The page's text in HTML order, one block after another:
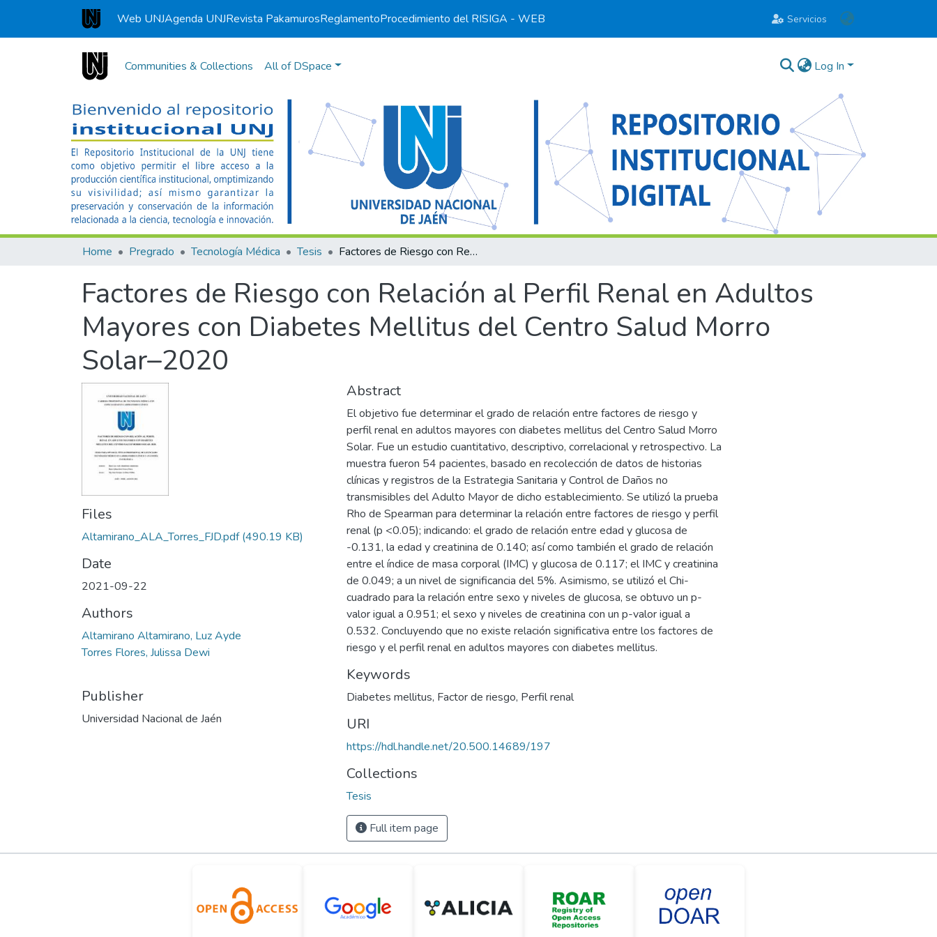
Universidad Nacional de Jaén
Web UNJAgenda UNJRevista PakamurosReglamentoProcedimiento del RISIGA - WEB Servicios
Communities & Collections All of DSpace Log In
Home Pregrado Tecnología Médica Tesis Factores de Riesgo con Relación al Perfil Renal en Adultos Mayores con Diabetes Mellitus del Centro Salud Morro Solar–2020
Factores de Riesgo con Relación al Perfil Renal en Adultos
Mayores con Diabetes Mellitus del Centro Salud Morro
Solar–2020
Files
Altamirano_ALA_Torres_FJD.pdf(490.19 KB)
Date
2021-09-22
Authors
Altamirano Altamirano, Luz Ayde
Torres Flores, Julissa Dewi
Publisher
Universidad Nacional de Jaén
Abstract
El objetivo fue determinar el grado de relación entre factores de riesgo y
perfil renal en adultos mayores con diabetes mellitus del Centro Salud Morro
Solar. Fue un estudio cuantitativo, descriptivo, correlacional y retrospectivo. La
muestra fueron 54 pacientes, basado en recolección de datos de historias
clínicas y registros de la Estrategia Sanitaria y Control de Daños no
transmisibles del Adulto Mayor de dicho establecimiento. Se utilizó la prueba
Rho de Spearman para determinar la relación entre factores de riesgo y perfil
renal (p <0.05); indicando: el grado de relación entre edad y glucosa de
-0.131, la edad y creatinina de 0.140; así como también el grado de relación
entre el índice de masa corporal (IMC) y glucosa de 0.117; el IMC y creatinina
de 0.049; a un nivel de significancia del 5%. Asimismo, se utilizó el Chi-
cuadrado para la relación entre sexo y niveles de glucosa, se obtuvo un p-
valor igual a 0.951; el sexo y niveles de creatinina con un p-valor igual a
0.532. Concluyendo que no existe relación significativa entre los factores de
riesgo y el perfil renal en adultos mayores con diabetes mellitus.
Keywords
Diabetes mellitus, Factor de riesgo, Perfil renal
URI
https://hdl.handle.net/20.500.14689/197
Collections
Tesis
Full item page